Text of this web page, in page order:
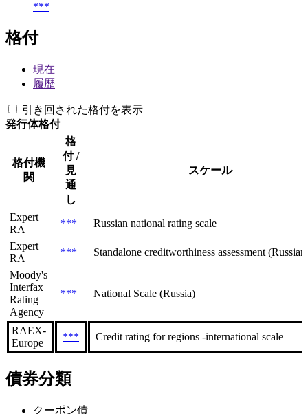
***
格付
現在
履歴
引き回された格付を表示
発行体格付
格付機
関
格
付 /
見
通
し
スケール
Expert
RA
***
Russian national rating scale
Expert
RA
***
Standalone creditworthiness assessment
Moody's
Interfax
Rating
Agency
*** National Scale (Russia)
RAEX-
Europe
*** Credit rating for regions -international scale
債券分類
クーポン債